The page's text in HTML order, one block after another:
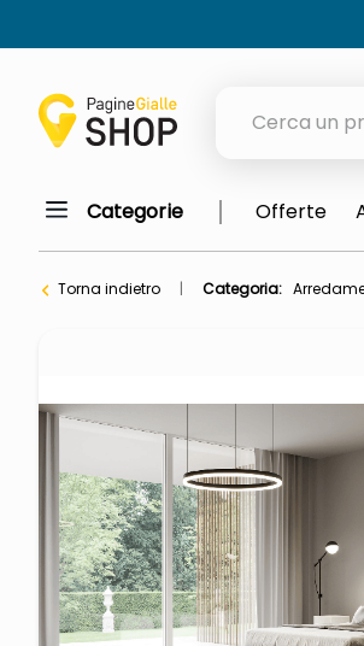
orologio
elenco
ombrelloni
lucidatrice
italia
elenco
Categorie Offerte
Torna indietro Categoria: